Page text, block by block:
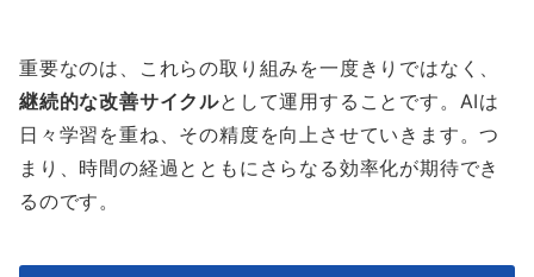
重要なのは、これらの取り組みを一度きりではなく、
継続的な改善サイクルとして運用することです。AIは
日々学習を重ね、その精度を向上させていきます。つ
まり、時間の経過とともにさらなる効率化が期待でき
るのです。